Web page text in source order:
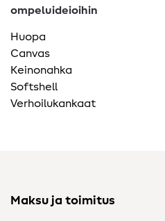
ompeluideioihin
Huopa
Canvas
Keinonahka
Softshell
Verhoilukankaat
Maksu ja toimitus